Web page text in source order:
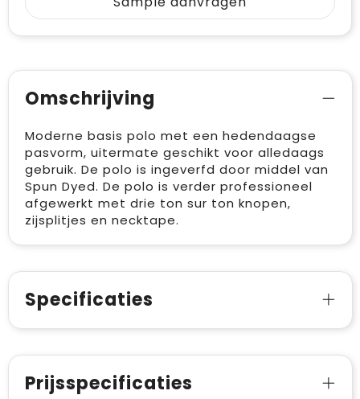
Omschrijving
Moderne basis polo met een hedendaagse
pasvorm, uitermate geschikt voor alledaags
gebruik. De polo is ingeverfd door middel van
Spun Dyed. De polo is verder professioneel
afgewerkt met drie ton sur ton knopen,
zijsplitjes en necktape.
Specificaties
Prijsspecificaties